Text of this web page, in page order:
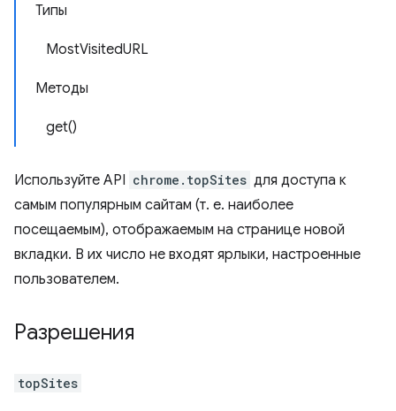
Типы
MostVisitedURL
Методы
get()
Используйте API chrome.topSites для доступа к
самым популярным сайтам (т. е. наиболее
посещаемым), отображаемым на странице новой
вкладки. В их число не входят ярлыки, настроенные
пользователем.
Разрешения
topSites